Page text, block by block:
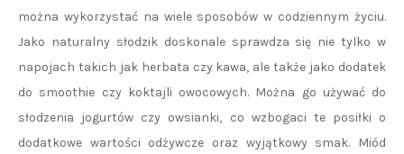
można wykorzystać na wiele sposobów w codziennym życiu.
Jako naturalny słodzik doskonale sprawdza się nie tylko w
napojach takich jak herbata czy kawa, ale także jako dodatek
do smoothie czy koktajli owocowych. Można go używać do
słodzenia jogurtów czy owsianki, co wzbogaci te posiłki o
dodatkowe wartości odżywcze oraz wyjątkowy smak. Miód